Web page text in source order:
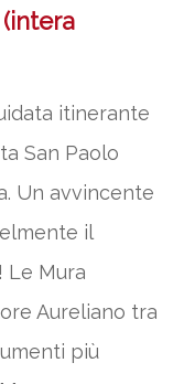
itinerante
San Paolo
Un avvincente
il
Le Mura
Aureliano tra
più